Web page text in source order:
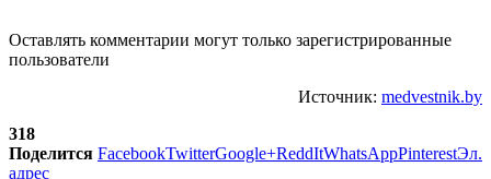
Оставлять комментарии могут только зарегистрированные
пользователи
Источник: medvestnik.by
318
Поделится FacebookTwitterGoogle+ReddItWhatsAppPinterestЭл.
адрес